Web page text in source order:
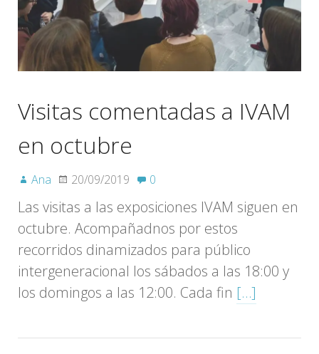
Visitas comentadas a IVAM
en octubre
Ana 20/09/2019 0
Las visitas a las exposiciones IVAM siguen en
octubre. Acompañadnos por estos
recorridos dinamizados para público
intergeneracional los sábados a las 18:00 y
los domingos a las 12:00. Cada fin […]